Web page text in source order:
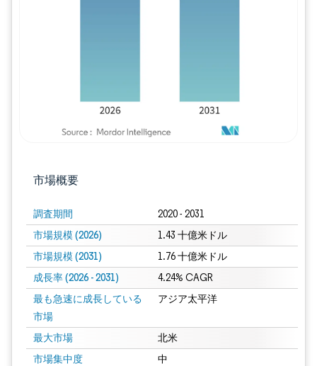
市場概要
調査期間 2020 - 2031
市場規模 (2026) 1.43 十億米ドル
市場規模 (2031) 1.76 十億米ドル
成長率 (2026 - 2031) 4.24% CAGR
最も急速に成長している
市場
アジア太平洋
最大市場 北米
市場集中度 中